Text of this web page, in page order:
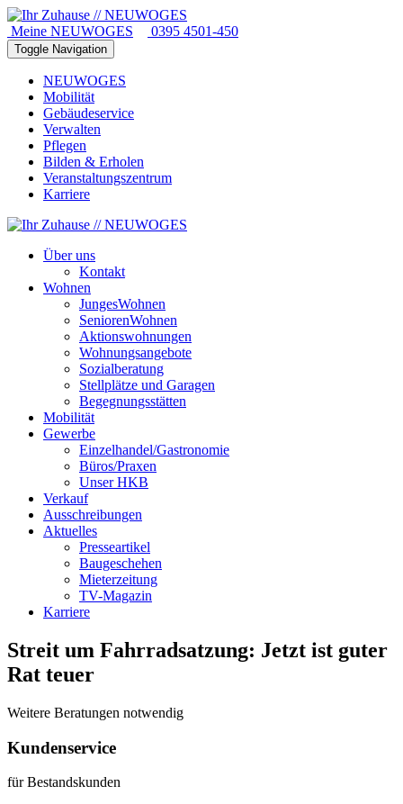
Meine NEUWOGES 0395 4501-450
Toggle Navigation
NEUWOGES
Mobilität
Gebäudeservice
Verwalten
Pflegen
Bilden & Erholen
Veranstaltungszentrum
Karriere
Über uns
Kontakt
Wohnen
JungesWohnen
SeniorenWohnen
Aktionswohnungen
Wohnungsangebote
Sozialberatung
Stellplätze und Garagen
Begegnungsstätten
Mobilität
Gewerbe
Einzelhandel/Gastronomie
Büros/Praxen
Unser HKB
Verkauf
Ausschreibungen
Aktuelles
Presseartikel
Baugeschehen
Mieterzeitung
TV-Magazin
Karriere
Streit um Fahrradsatzung: Jetzt ist guter
Rat teuer
Weitere Beratungen notwendig
Kundenservice
für Bestandskunden